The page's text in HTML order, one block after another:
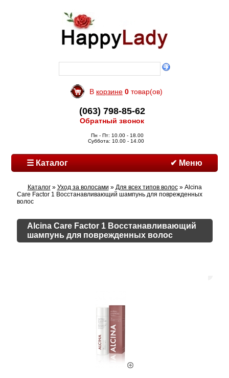
В корзине 0 товар(ов)
(063) 798-85-62
Обратный звонок
Пн - Пт: 10.00 - 18.00
Суббота: 10.00 - 14.00
☰ Каталог ✔ Меню
Каталог» Уход за волосами » Для всех типов волос» Alcina
Care Factor 1 Восстанавливающий шампунь для поврежденных
волос
Alcina Care Factor 1 Восстанавливающий
шампунь для поврежденных волос